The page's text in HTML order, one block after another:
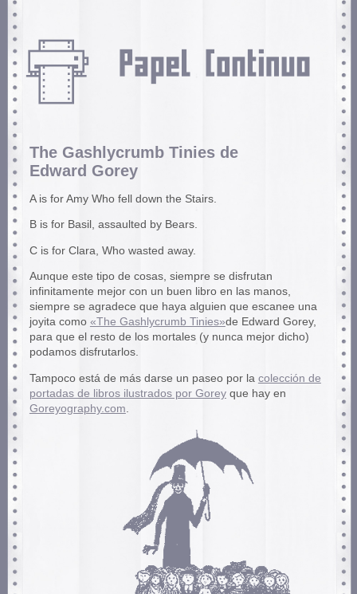
The Gashlycrumb Tinies de
Edward Gorey
A is for Amy Who fell down the Stairs.
B is for Basil, assaulted by Bears.
C is for Clara, Who wasted away.
Aunque este tipo de cosas, siempre se disfrutan
infinitamente mejor con un buen libro en las manos,
siempre se agradece que haya alguien que escanee una
joyita como «The Gashlycrumb Tinies»de Edward Gorey,
para que el resto de los mortales (y nunca mejor dicho)
podamos disfrutarlos.
Tampoco está de más darse un paseo por la colección de
portadas de libros ilustrados por Goreyque hay en
Goreyography.com